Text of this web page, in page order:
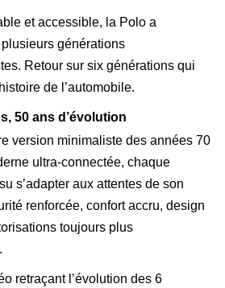
et accessible, la Polo a
générations
Retour sur six générations qui
de l’automobile.
50 ans d’évolution
version minimaliste des années 70
ultra-connectée, chaque
s’adapter aux attentes de son
renforcée, confort accru, design
toujours plus
retraçant l’évolution des 6